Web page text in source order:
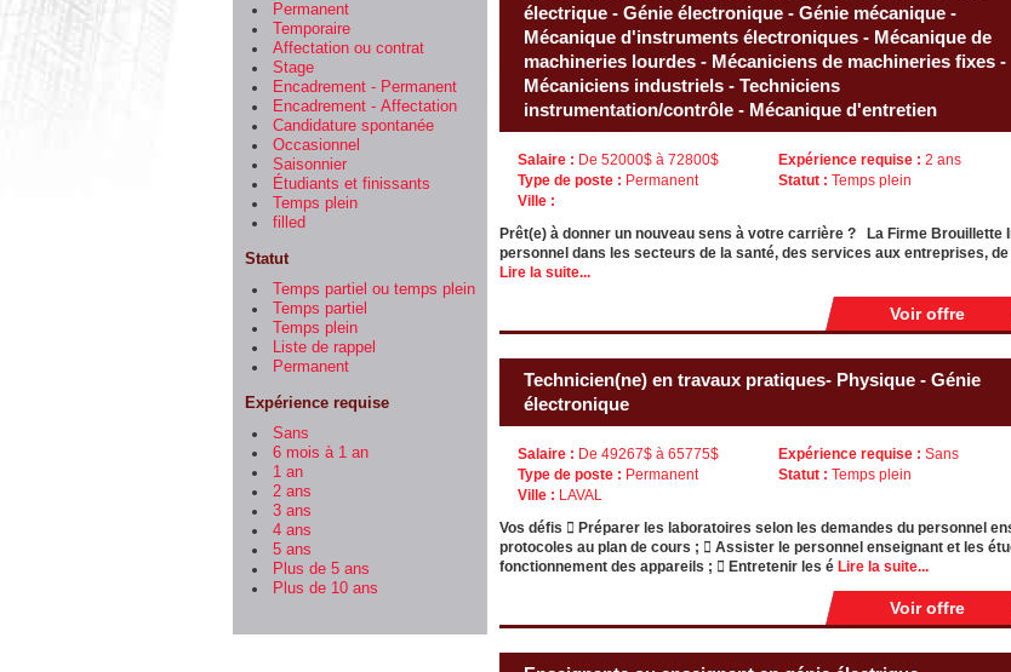
Permanent
Temporaire
Affectation ou contrat
Stage
Encadrement - Permanent
Encadrement - Affectation
Candidature spontanée
Occasionnel
Saisonnier
Étudiants et finissants
Temps plein
filled
Statut
Temps partiel ou temps plein
Temps partiel
Temps plein
Liste de rappel
Permanent
Expérience requise
Sans
6 mois à 1 an
1 an
2 ans
3 ans
4 ans
5 ans
Plus de 5 ans
Plus de 10 ans
électrique - Génie électronique - Génie mécanique -
Mécanique d'instruments électroniques - Mécanique de
machineries lourdes - Mécaniciens de machineries fixes -
Mécaniciens industriels - Techniciens
instrumentation/contrôle - Mécanique d'entretien
Salaire : De 52000$ à 72800$
Type de poste : Permanent
Ville :
Expérience requise : 2 ans
Statut : Temps plein
Prêt(e) à donner un nouveau sens à votre carrière ? La Firme Brouillette
personnel dans les secteurs de la santé, des services aux entreprises,
Lire la suite...
Voir offre
Technicien(ne) en travaux pratiques- Physique - Génie
électronique
Salaire : De 49267$ à 65775$
Type de poste : Permanent
Ville : LAVAL
Expérience requise : Sans
Statut : Temps plein
Vos défis  Préparer les laboratoires selon les demandes du personnel
protocoles au plan de cours ;  Assister le personnel enseignant et les
fonctionnement des appareils ;  Entretenir les é Lire la suite...
Voir offre